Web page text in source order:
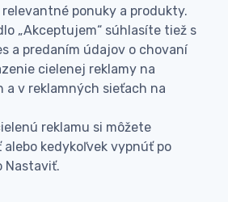
z ktorého Vám pomôžeme vybrať
ponuky a produkty.
„Akceptujem“ súhlasíte tiež s
a predaním údajov o chovaní
cielenej reklamy na
a v reklamných sieťach na
reklamu si môžete
kedykoľvek vypnúť po
Nastaviť.